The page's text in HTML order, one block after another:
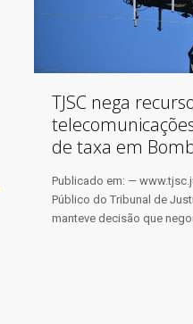
TJSC nega
de taxa em
Publicado em: —
Público do Tribunal de
manteve decisão que